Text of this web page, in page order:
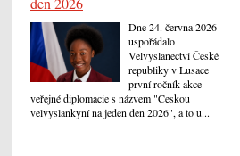
Dne 24. června 2026
uspořádalo
Velvyslanectví České
republiky v Lusace
první ročník akce
veřejné diplomacie s názvem "Českou
velvyslankyní na jeden den 2026", a to u...